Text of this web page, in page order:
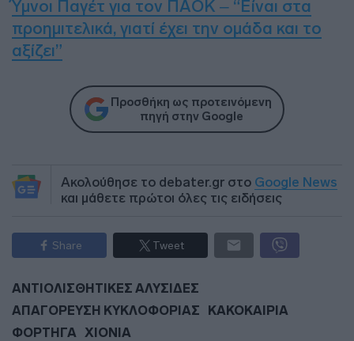
Ύμνοι Παγέτ για τον ΠΑΟΚ – “Είναι στα
προημιτελικά, γιατί έχει την ομάδα και το
αξίζει”
Προσθήκη ως προτεινόμενη
πηγή στην Google
Ακολούθησε το debater.gr στο Google News
και μάθετε πρώτοι όλες τις ειδήσεις
Share Tweet
ΑΝΤΙΟΛΙΣΘΗΤΙΚΕΣ ΑΛΥΣΙΔΕΣ
ΑΠΑΓΟΡΕΥΣΗ ΚΥΚΛΟΦΟΡΙΑΣ
ΚΑΚΟΚΑΙΡΙΑ
ΦΟΡΤΗΓΑ ΧΙΟΝΙΑ